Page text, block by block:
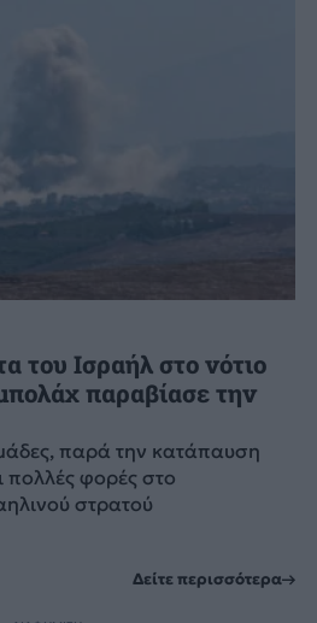
του Ισραήλ στο νότιο
παραβίασε την
παρά την κατάπαυση
πολλές φορές στο
στρατού
Δείτε περισσότερα